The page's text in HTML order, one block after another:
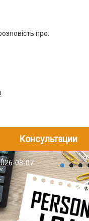
про:
07
Консультации
08-07
2026-07-30